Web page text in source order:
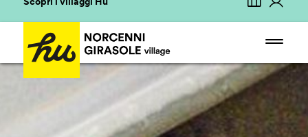
Scopri i villaggi Hu